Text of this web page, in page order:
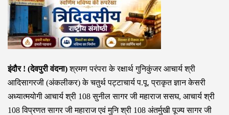
इंदौर ! (देवपुरी वंदना)श्रमण परंपरा के रक्षार्थ गुनिकुंजर आचार्य श्री
आदिसागरजी (अंकलीकर) के चतुर्थ पट्टाचार्य प.पू. प्राकृत ज्ञान केसरी
अध्यात्मयोगी आचार्य श्री 108 सुनील सागर जी महाराज ससघ, आचार्य श्री
108 विप्रणत सागर जी महाराज एवं मुनि श्री 108 अंतर्मुखी पूज्य सागर जी